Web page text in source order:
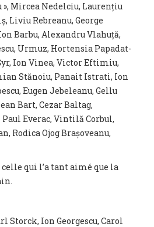
Mircea Nedelciu, Laurențiu
Liviu Rebreanu, George
Barbu, Alexandru Vlahuță,
Urmuz, Hortensia Papadat-
Ion Vinea, Victor Eftimiu,
Stănoiu, Panait Istrati, Ion
Eugen Jebeleanu, Gellu
Bart, Cezar Baltag,
Everac, Vintilă Corbul,
Rodica Ojog Brașoveanu,
qui l’a tant aimé que la
Storck, Ion Georgescu, Carol